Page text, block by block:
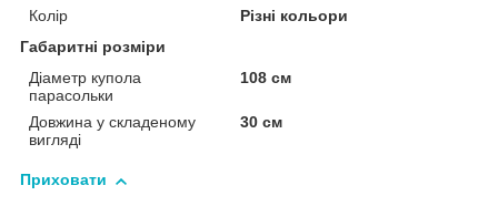
Колір
Різні кольори
Габаритні розміри
Діаметр купола
парасольки
108 см
Довжина у складеному
вигляді
30 см
Приховати